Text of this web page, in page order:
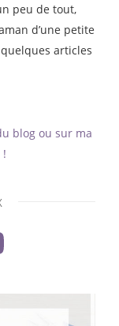
peu de tout,
d’une petite
articles
blog ou sur ma